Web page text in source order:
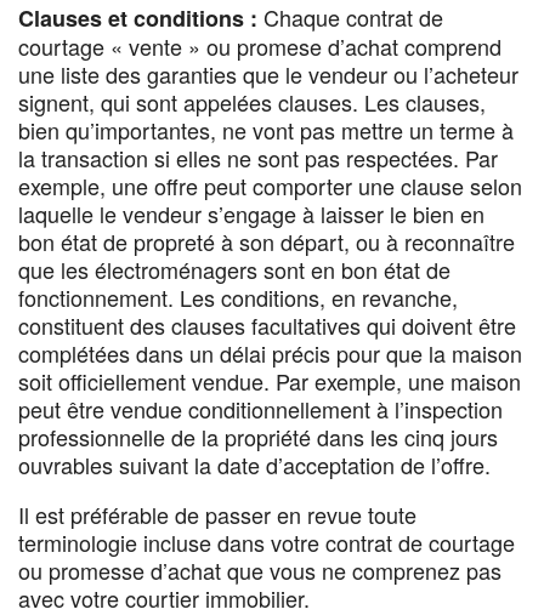
Clauses et conditions : Chaque contrat de
courtage « vente » ou promese d’achat comprend
une liste des garanties que le vendeur ou l’acheteur
signent, qui sont appelées clauses. Les clauses,
bien qu’importantes, ne vont pas mettre un terme à
la transaction si elles ne sont pas respectées. Par
exemple, une offre peut comporter une clause selon
laquelle le vendeur s’engage à laisser le bien en
bon état de propreté à son départ, ou à reconnaître
que les électroménagers sont en bon état de
fonctionnement. Les conditions, en revanche,
constituent des clauses facultatives qui doivent être
complétées dans un délai précis pour que la maison
soit officiellement vendue. Par exemple, une maison
peut être vendue conditionnellement à l’inspection
professionnelle de la propriété dans les cinq jours
ouvrables suivant la date d’acceptation de l’offre.
Il est préférable de passer en revue toute
terminologie incluse dans votre contrat de courtage
ou promesse d’achat que vous ne comprenez pas
avec votre courtier immobilier.